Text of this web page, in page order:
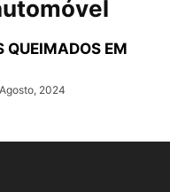
QUEIMADOS EM
2024